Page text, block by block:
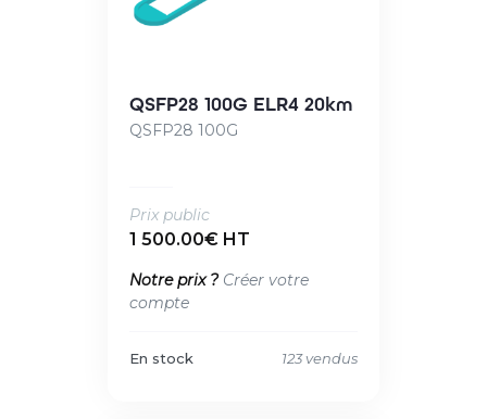
QSFP28 100G ELR4 20km
QSFP28 100G
Prix public
1 500.00€ HT
Notre prix ? Créer votre
compte
En stock 123 vendus